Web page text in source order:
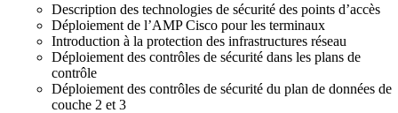
Description des technologies de sécurité des points d’accès
Déploiement de l’AMP Cisco pour les terminaux
Introduction à la protection des infrastructures réseau
Déploiement des contrôles de sécurité dans les plans de
contrôle
Déploiement des contrôles de sécurité du plan de données de
couche 2 et 3